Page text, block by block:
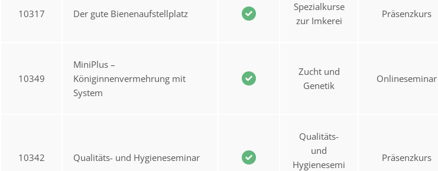
10317 Der gute Bienenaufstellplatz
Spezialkurse
zur Imkerei
Präsenzkurs
10349
MiniPlus –
Königinnenvermehrung mit
System
Zucht und
Genetik
Onlineseminar
10342 Qualitäts- und Hygieneseminar
Qualitäts-
und
Hygienesemi
Präsenzkurs